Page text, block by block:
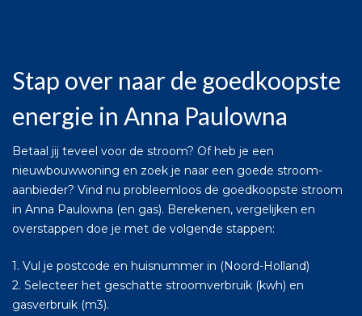
Stap over naar de goedkoopste
energie in Anna Paulowna
Betaal jij teveel voor de stroom? Of heb je een
nieuwbouwwoning en zoek je naar een goede stroom-
aanbieder? Vind nu probleemloos de goedkoopste stroom
in Anna Paulowna (en gas). Berekenen, vergelijken en
overstappen doe je met de volgende stappen:
1. Vul je postcode en huisnummer in (Noord-Holland)
2. Selecteer het geschatte stroomverbruik (kwh) en
gasverbruik (m3).